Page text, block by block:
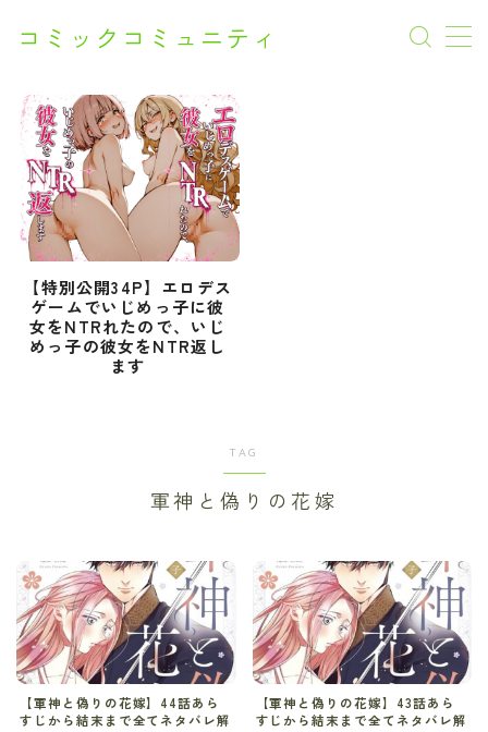
コミックコミュニティ
AI漫画
CM
Netflix
SF
SF
アクション
グルメ
ゲーム
コメディ
サスパンス
【特別公開34P】エロデス
ゲームでいじめっ子に彼
女をNTRれたので、いじ
めっ子の彼女をNTR返し
ます
TAG
軍神と偽りの花嫁
【軍神と偽りの花嫁】44話あら
すじから結末まで全てネタバレ解
【軍神と偽りの花嫁】43話あら
すじから結末まで全てネタバレ解